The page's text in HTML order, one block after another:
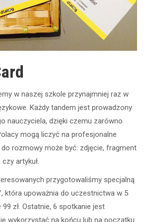
w naszej szkole przynajmniej raz w
Każdy tandem jest prowadzony
nauczyciela, dzięki czemu zarówno
mogą liczyć na profesjonalne
rozmowy może być: zdjęcie, fragment
artykuł.
przygotowaliśmy specjalną
która upoważnia do uczestnictwa w 5
zł. Ostatnie, 6 spotkanie jest
wykorzystać na końcu lub na początku